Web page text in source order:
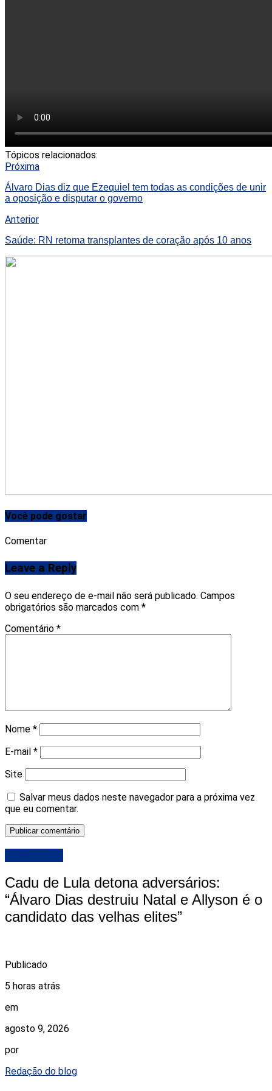
Tópicos relacionados:
Próxima
Álvaro Dias diz que Ezequiel tem todas as condições de unir
a oposição e disputar o governo
Anterior
Saúde: RN retoma transplantes de coração após 10 anos
Você pode gostar
Comentar
Leave a Reply
O seu endereço de e-mail não será publicado. Campos
obrigatórios são marcados com *
Comentário *
Nome *
E-mail *
Site
Salvar meus dados neste navegador para a próxima vez
que eu comentar.
Cadu de Lula detona adversários:
“Álvaro Dias destruiu Natal e Allyson é o
candidato das velhas elites”
Publicado
5 horas atrás
em
agosto 9, 2026
por
Redação do blog